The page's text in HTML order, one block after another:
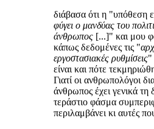
διάβασα ότι η "υπόθεση
φύγει ο μανδύας του
άνθρωπος [...]" και μου
κάπως δεδομένες τις "
εργοστασιακές ρυθμίσεις"
είναι και πότε
Γιατί οι ανθρωπολόγοι
άνθρωπος έχει γενικά τη
τεράστιο φάσμα
περιλαμβάνει κι αυτές